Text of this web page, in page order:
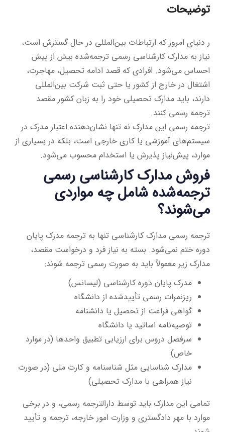
توضیحات
ر دنیای امروز که ارتباطات بین‌المللی در حال گسترش است،
نیاز به مدارک کارشناسی رسمی ترجمه‌شده بیش از پیش
احساس می‌شود. افرادی که قصد ادامه تحصیل، مهاجرت،
اشتغال در خارج از کشور یا حتی ثبت شرکت بین‌المللی
دارند، باید مدارک تحصیلی خود را به زبان کشور مقصد
ترجمه رسمی کنند.
ترجمه رسمی این مدارک نه تنها نشان‌دهنده اعتبار مدرک در
سیستم‌های آموزشی یا کاری خارجی است، بلکه در بسیاری از
موارد، پیش‌نیاز پذیرش یا استخدام محسوب می‌شود.
فروش مدارک کارشناسی رسمی
ترجمه‌شده شامل چه مواردی
می‌شوند؟
ترجمه رسمی مدارک کارشناسی تنها به ترجمه مدرک پایان
دوره ختم نمی‌شود. بسته به نیاز فرد و درخواست مقصد،
مدارک زیر معمولاً باید به صورت رسمی ترجمه شوند:
مدرک پایان دوره کارشناسی (لیسانس)
ریزنمرات رسمی تأییدشده از دانشگاه
گواهی فراغت از تحصیل یا دانشنامه
توصیه‌نامه اساتید یا دانشگاه
سرفصل دروس برای ارزیابی تطبیق واحدها (در موارد
خاص)
مدارک شناسایی مثل شناسنامه و کارت ملی (در صورت
نیاز همراهی با مدارک تحصیلی)
تمامی این مدارک باید توسط دارالترجمه رسمی، و در برخی
موارد با مهر دادگستری و وزارت امور خارجه، ترجمه و تأیید